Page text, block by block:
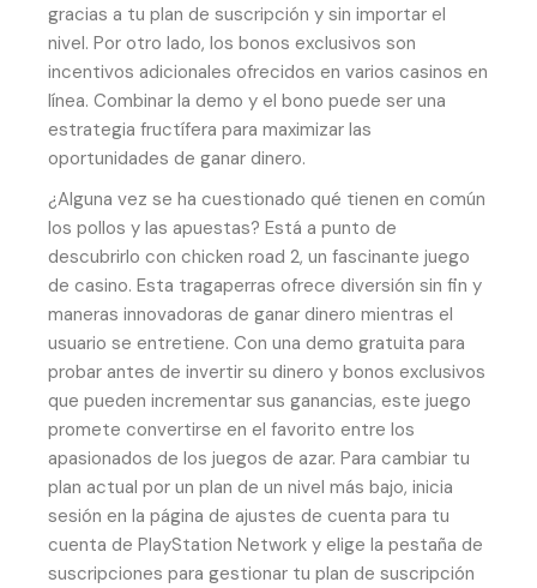
gracias a tu plan de suscripción y sin importar el
nivel. Por otro lado, los bonos exclusivos son
incentivos adicionales ofrecidos en varios casinos en
línea. Combinar la demo y el bono puede ser una
estrategia fructífera para maximizar las
oportunidades de ganar dinero.
¿Alguna vez se ha cuestionado qué tienen en común
los pollos y las apuestas? Está a punto de
descubrirlo con chicken road 2, un fascinante juego
de casino. Esta tragaperras ofrece diversión sin fin y
maneras innovadoras de ganar dinero mientras el
usuario se entretiene. Con una demo gratuita para
probar antes de invertir su dinero y bonos exclusivos
que pueden incrementar sus ganancias, este juego
promete convertirse en el favorito entre los
apasionados de los juegos de azar. Para cambiar tu
plan actual por un plan de un nivel más bajo, inicia
sesión en la página de ajustes de cuenta para tu
cuenta de PlayStation Network y elige la pestaña de
suscripciones para gestionar tu plan de suscripción